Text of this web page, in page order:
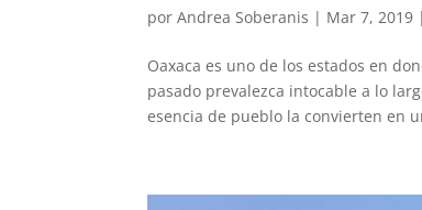
porAndrea Soberanis | Mar 7, 2019 |
Oaxaca es uno de los estados en
pasado prevalezca intocable a lo
esencia de pueblo la convierten en